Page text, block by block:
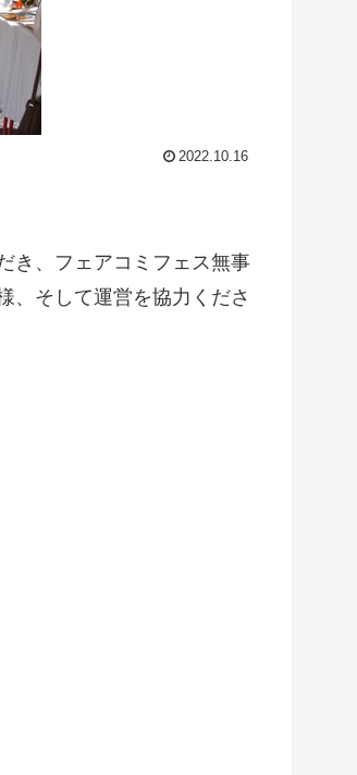
2022.10.16
き、フェアコミフェス無事
、そして運営を協力くださ